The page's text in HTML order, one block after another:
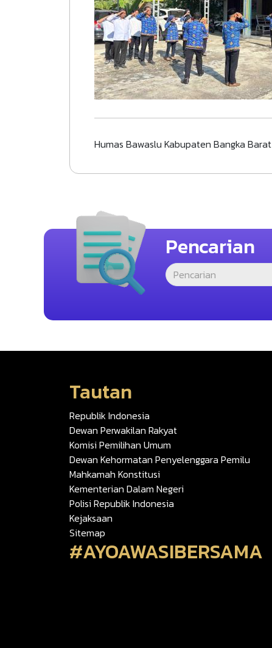
Humas Bawaslu Kabupaten Bangka Barat
Pencarian
Tautan
Republik Indonesia
Dewan Perwakilan Rakyat
Komisi Pemilihan Umum
Dewan Kehormatan Penyelenggara Pemilu
Mahkamah Konstitusi
Kementerian Dalam Negeri
Polisi Republik Indonesia
Kejaksaan
Sitemap
#AYOAWASIBERSAMA